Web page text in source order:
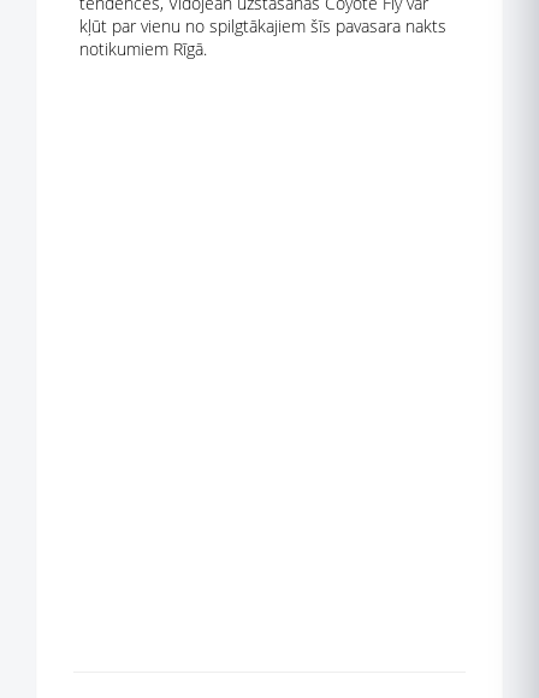
kļūt par vienu no spilgtākajiem šīs pavasara nakts
notikumiem Rīgā.